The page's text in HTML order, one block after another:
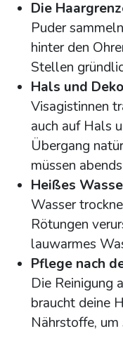
Die
Puder
hinter den
Stellen
Hals und
Visagistinnen
auch auf Hals
Übergang
müssen
Heißes
Wasser
Rötungen
lauwarmes
Pflege nach
Die Reinigung
braucht deine
Nährstoffe, um